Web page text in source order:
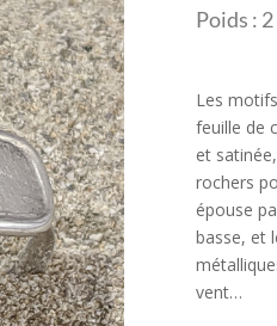
Poids :
Les
feuille de
et
rochers
épouse
basse, et
vent…